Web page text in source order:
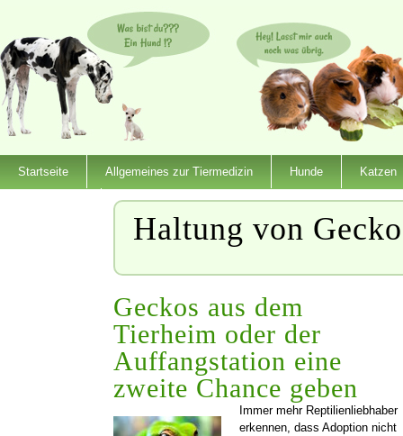
Startseite Allgemeines zur Tiermedizin Hunde Katzen
Haltung von
Geckos aus dem
Tierheim oder der
Auffangstation eine
zweite Chance geben
Immer mehr Reptilienliebhaber
erkennen, dass Adoption nicht